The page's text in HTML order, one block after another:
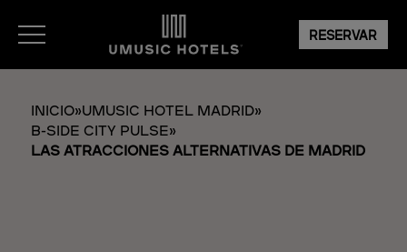
RESERVAR
INICIO»UMUSIC HOTEL MADRID»
B-SIDE CITY PULSE»
LAS ATRACCIONES ALTERNATIVAS DE MADRID